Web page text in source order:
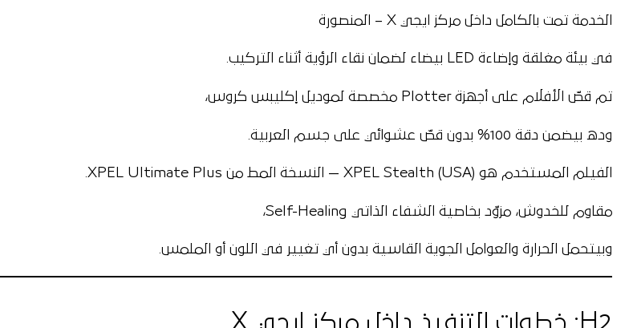
الخدمة تمت بالكامل داخل مركز ايجي X – المنصورة
في بيئة مغلقة وإضاءة LED بيضاء لضمان نقاء الرؤية أثناء التركيب.
تم قصّ الأفلام على أجهزة Plotter مخصصة لموديل إكليبس كروس،
وده بيضمن دقة 100% بدون قصّ عشوائي على جسم العربية.
الفيلم المستخدم هو XPEL Stealth (USA) — النسخة المط من XPEL Ultimate Plus.
مقاوم للخدوش، مزوّد بخاصية الشفاء الذاتي Self-Healing،
وبيتحمل الحرارة والعوامل الجوية القاسية بدون أي تغيير في اللون أو الملمس.
H2: خطوات التنفيذ داخل مركز ايجي X